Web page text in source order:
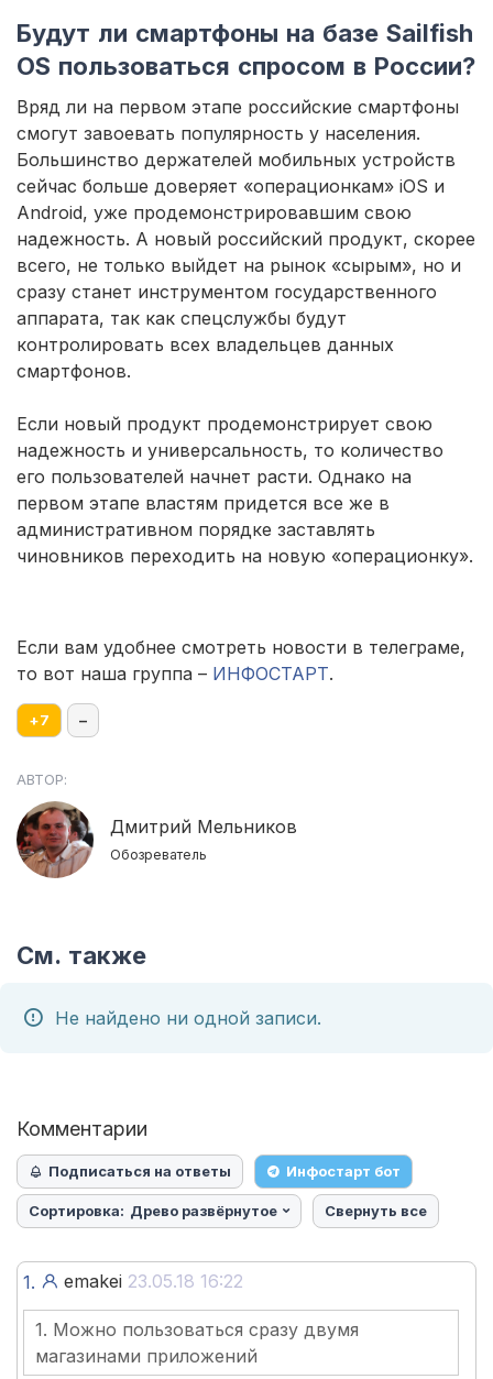
Будут ли смартфоны на базе Sailfish
ОS пользоваться спросом в России?
Вряд ли на первом этапе российские смартфоны
смогут завоевать популярность у населения.
Большинство держателей мобильных устройств
сейчас больше доверяет «операционкам» iOS и
Android, уже продемонстрировавшим свою
надежность. А новый российский продукт, скорее
всего, не только выйдет на рынок «сырым», но и
сразу станет инструментом государственного
аппарата, так как спецслужбы будут
контролировать всех владельцев данных
смартфонов.
Если новый продукт продемонстрирует свою
надежность и универсальность, то количество
его пользователей начнет расти. Однако на
первом этапе властям придется все же в
административном порядке заставлять
чиновников переходить на новую «операционку».
Если вам удобнее смотреть новости в телеграме,
то вот наша группа – ИНФОСТАРТ.
+7 –
АВТОР:
Дмитрий Мельников
Обозреватель
См. также
Не найдено ни одной записи.
Комментарии
Подписаться на ответы Инфостарт бот
Сортировка: Древо развёрнутое Свернуть все
1. emakei 23.05.18 16:22
1. Можно пользоваться сразу двумя
магазинами приложений